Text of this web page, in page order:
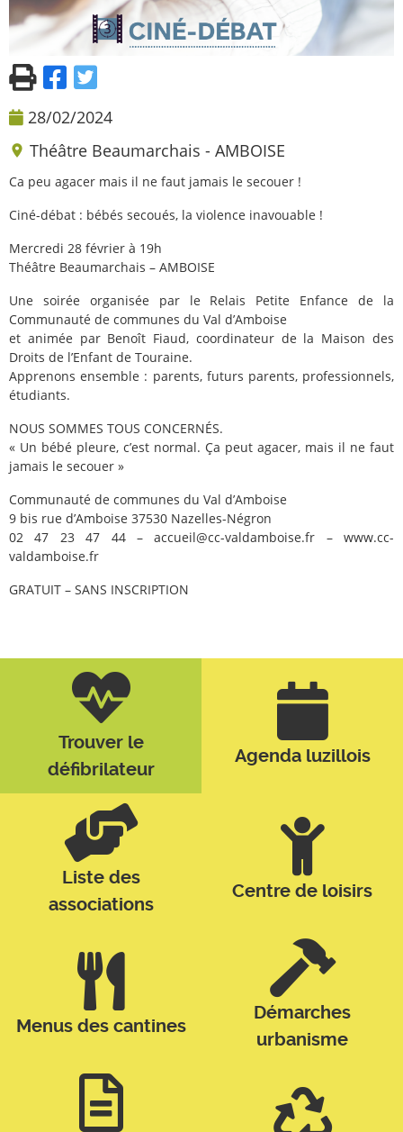
28/02/2024
Théâtre Beaumarchais - AMBOISE
Ca peu agacer mais il ne faut jamais le secouer !
Ciné-débat : bébés secoués, la violence inavouable !
Mercredi 28 février à 19h
Théâtre Beaumarchais – AMBOISE
Une soirée organisée par le Relais Petite Enfance de la
Communauté de communes du Val d’Amboise
et animée par Benoît Fiaud, coordinateur de la Maison des
Droits de l’Enfant de Touraine.
Apprenons ensemble : parents, futurs parents, professionnels,
étudiants.
NOUS SOMMES TOUS CONCERNÉS.
« Un bébé pleure, c’est normal. Ça peut agacer, mais il ne faut
jamais le secouer »
Communauté de communes du Val d’Amboise
9 bis rue d’Amboise 37530 Nazelles-Négron
02 47 23 47 44 – accueil@cc-valdamboise.fr – www.cc-
valdamboise.fr
GRATUIT – SANS INSCRIPTION
Trouver le
défibrilateur
Agenda luzillois
Liste des
associations
Centre de loisirs
Menus des cantines
Démarches
urbanisme